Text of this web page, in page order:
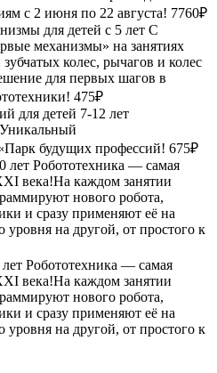
с 2 июня по 22 августа! 7760₽
для детей с 5 лет С
механизмы» на занятиях
колес, рычагов и колес
для первых шагов в
475₽
для детей 7-12 лет
будущих профессий! 675₽
лет Робототехника — самая
века!На каждом занятии
нового робота,
и сразу применяют её на
уровня на другой, от простого к
Робототехника — самая
века!На каждом занятии
нового робота,
и сразу применяют её на
уровня на другой, от простого к